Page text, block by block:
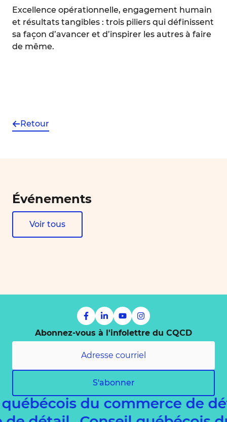
Excellence opérationnelle, engagement humain
et résultats tangibles : trois piliers qui définissent
sa façon d’avancer et d’inspirer les autres à faire
de même.
Retour
Événements
Voir tous
Abonnez-vous à l'infolettre du CQCD
S'abonner
du commerce de